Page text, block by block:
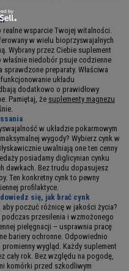
realne wsparcie Twojej witalności.
w wielu bioprzyswajalnych
Wybrany przez Ciebie suplement
niedobór psuje codzienne
preparaty. Właściwa
układu
dodatkowo o prawidłowy
Pamiętaj, że suplementy magnezu
w układzie pokarmowym
wygody? Wybierz cynk w
uwalniają one ten cenny
posiadamy diglicynian cynku
dawkach. Bez trudu dopasujesz
Ten konkretny cynk to pewny
profilaktyce.
się, jak brać cynk
poczuć różnicę w jakości życia?
przesilenia i wzmożonego
pielęgnacji – usprawnia pracę
bariery ochronne. Odpowiednio
wygląd. Każdy suplement
cały rok. Bez względu na pogodę,
komórki przed szkodliwym